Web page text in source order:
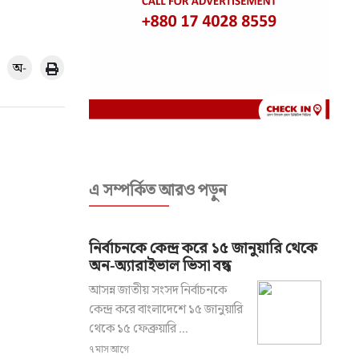
অ-
এ সম্পর্কিত আরও পড়ুন
নির্বাচনকে কেন্দ্র করে ১৫ জানুয়ারি থেকে
অন-অ্যারাইভাল ভিসা বন্ধ
আসন্ন জাতীয় সংসদ নির্বাচনকে
কেন্দ্র করে বাংলাদেশে ১৫ জানুয়ারি
থেকে ১৫ ফেব্রুয়ারি ...
৭ মাস আগে